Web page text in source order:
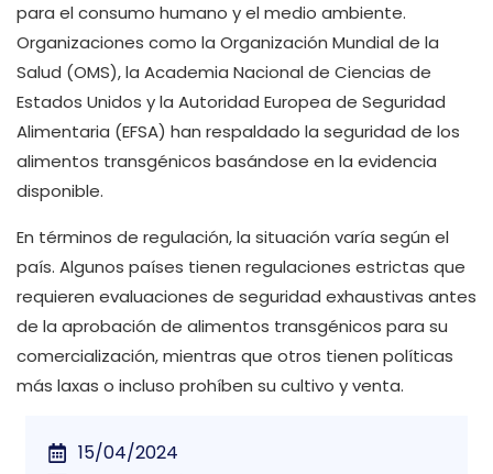
para el consumo humano y el medio ambiente.
Organizaciones como la Organización Mundial de la
Salud (OMS), la Academia Nacional de Ciencias de
Estados Unidos y la Autoridad Europea de Seguridad
Alimentaria (EFSA) han respaldado la seguridad de los
alimentos transgénicos basándose en la evidencia
disponible.
En términos de regulación, la situación varía según el
país. Algunos países tienen regulaciones estrictas que
requieren evaluaciones de seguridad exhaustivas antes
de la aprobación de alimentos transgénicos para su
comercialización, mientras que otros tienen políticas
más laxas o incluso prohíben su cultivo y venta.
15/04/2024